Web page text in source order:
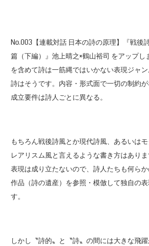
No.003【連載対話 日本の詩の原理】『戦後
篇（下編）』池上晴之×鶴山裕司 をアップし
を含めて詩は一筋縄ではいかない表現ジャ
詩はそうです。内容・形式面で一切の制約
成立要件は詩人ごとに異なる。
もちろん戦後詩風とか現代詩風、あるいは
レアリスム風と言えるような書き方はあり
表現は成り立たないので、詩人たちも何ら
作品（詩の遺産）を参照・模倣して独自の
す。
しかし〝詩的〟と〝詩〟の間には大きな飛